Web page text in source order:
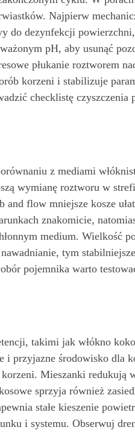
Najpierw
do dezynfekcji
pH, aby usunąć
płukanie roztworem
korzeni i stabilizuje
checklistę czyszczenia
z mediami
wymianę roztworu w
flow mniejsze kosze
znakomicie,
medium. Wielkość
tym
pojemnika warto
takimi jak włókno
przyjazne środowisko dla
Mieszanki
sprzyja również
stałe kieszenie
i systemu. Obserwuj